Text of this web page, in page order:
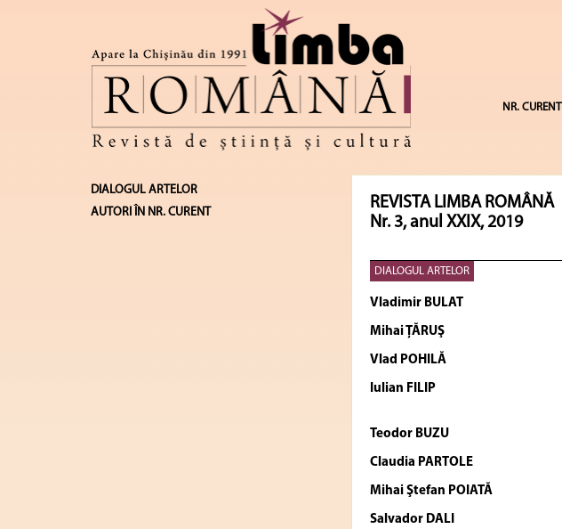
NR. CURENT
DIALOGUL ARTELOR
AUTORI ÎN NR. CURENT
REVISTA LIMBA ROMÂNĂ
Nr. 3, anul XXIX, 2019
DIALOGUL ARTELOR
Vladimir BULAT
Mihai ŢĂRUŞ
Vlad POHILĂ
Iulian FILIP
Teodor BUZU
Claudia PARTOLE
Mihai Ştefan POIATĂ
Salvador DALI